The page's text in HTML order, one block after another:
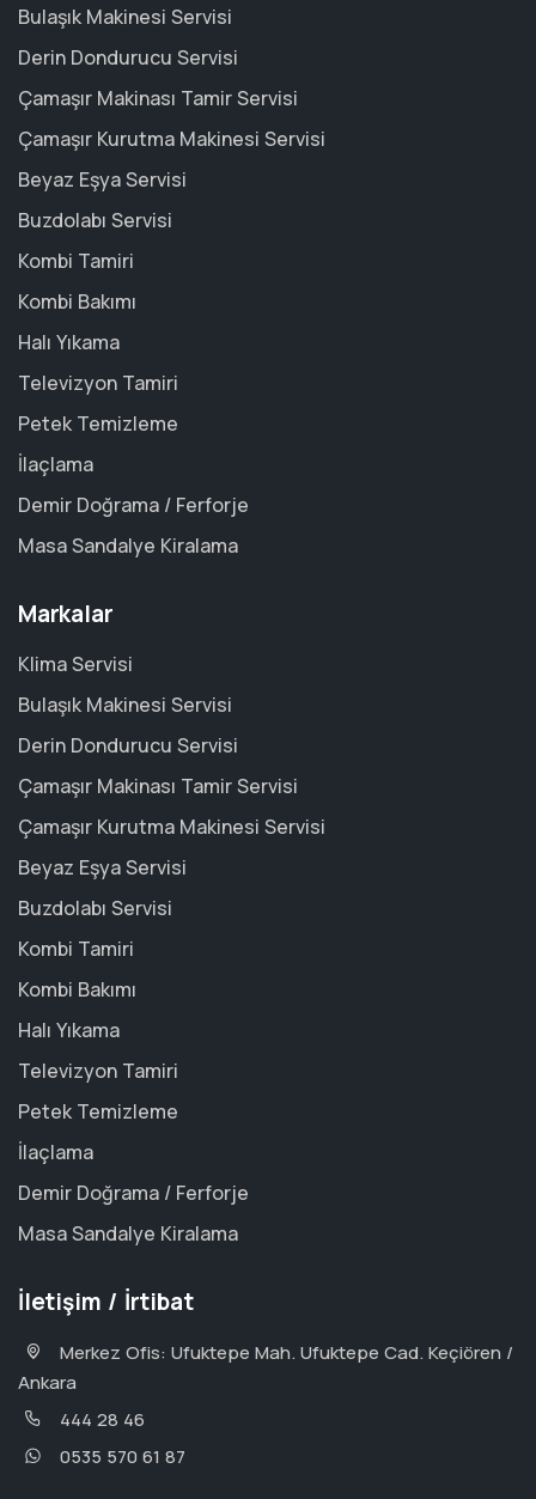
Bulaşık Makinesi Servisi
Derin Dondurucu Servisi
Çamaşır Makinası Tamir Servisi
Çamaşır Kurutma Makinesi Servisi
Beyaz Eşya Servisi
Buzdolabı Servisi
Kombi Tamiri
Kombi Bakımı
Halı Yıkama
Televizyon Tamiri
Petek Temizleme
İlaçlama
Demir Doğrama / Ferforje
Masa Sandalye Kiralama
Markalar
Klima Servisi
Bulaşık Makinesi Servisi
Derin Dondurucu Servisi
Çamaşır Makinası Tamir Servisi
Çamaşır Kurutma Makinesi Servisi
Beyaz Eşya Servisi
Buzdolabı Servisi
Kombi Tamiri
Kombi Bakımı
Halı Yıkama
Televizyon Tamiri
Petek Temizleme
İlaçlama
Demir Doğrama / Ferforje
Masa Sandalye Kiralama
İletişim / İrtibat
Merkez Ofis: Ufuktepe Mah. Ufuktepe Cad. Keçiören /
Ankara
444 28 46
0535 570 61 87